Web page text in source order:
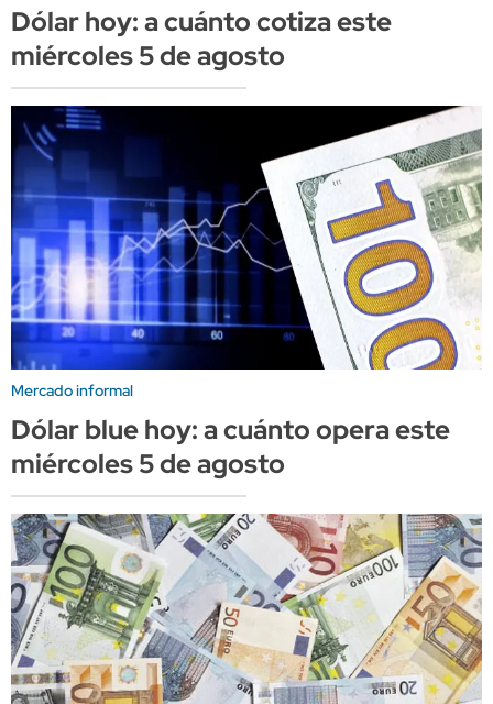
Dólar hoy: a cuánto cotiza este
miércoles 5 de agosto
Mercado informal
Dólar blue hoy: a cuánto opera este
miércoles 5 de agosto